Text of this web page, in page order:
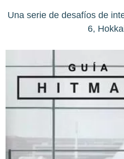
Una serie de desafíos de
6,